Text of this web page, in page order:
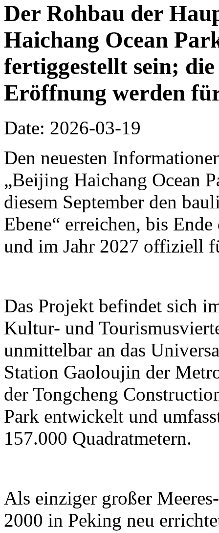
Der Rohbau der
Haichang Ocean
fertiggestellt sein;
Eröffnung werden
Date: 2026-03-19
Den neuesten
„Beijing Haichang Ocean
diesem September den
Ebene“ erreichen, bis
und im Jahr 2027 offiziell
Das Projekt befindet sich
Kultur- und
unmittelbar an das
Station Gaoloujin der
der Tongcheng
Park entwickelt und
157.000 Quadratmetern.
Als einziger großer
2000 in Peking neu